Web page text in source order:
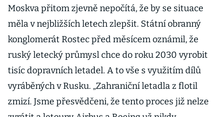
Obří investice
chce zúročit
hlavně doma
Moskva přitom zjevně nepočítá, že by se situace
měla v nejbližších letech zlepšit. Státní obranný
konglomerát Rostec před měsícem oznámil, že
ruský letecký průmysl chce do roku 2030 vyrobit
tisíc dopravních letadel. A to vše s využitím dílů
vyráběných v Rusku. „Zahraniční letadla z flotil
zmizí. Jsme přesvědčeni, že tento proces již nelze